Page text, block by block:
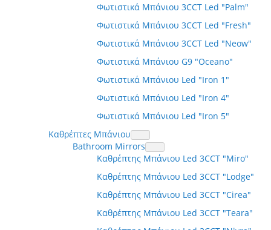
Φωτιστικά Μπάνιου 3CCT Led "Palm"
Φωτιστικά Μπάνιου 3CCT Led "Fresh"
Φωτιστικά Μπάνιου 3CCT Led "Neow"
Φωτιστικά Μπάνιου G9 "Oceano"
Φωτιστικά Μπάνιου Led "Iron 1"
Φωτιστικά Μπάνιου Led "Iron 4"
Φωτιστικά Μπάνιου Led "Iron 5"
Καθρέπτες Μπάνιου
Bathroom Mirrors
Καθρέπτης Μπάνιου Led 3CCT "Miro"
Καθρέπτης Μπάνιου Led 3CCT "Lodge"
Καθρέπτης Μπάνιου Led 3CCT "Cirea"
Καθρέπτης Μπάνιου Led 3CCT "Teara"